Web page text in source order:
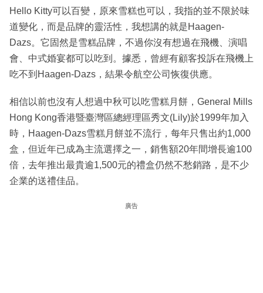
Hello Kitty可以百變，原來雪糕也可以，我指的並不限於味
道變化，而是品牌的靈活性，我想講的就是Haagen-
Dazs。它固然是雪糕品牌，不過你沒有想過在飛機、演唱
會、中式婚宴都可以吃到。據悉，曾經有顧客投訴在飛機上
吃不到Haagen-Dazs，結果令航空公司恢復供應。
相信以前也沒有人想過中秋可以吃雪糕月餅，General Mills
Hong Kong香港暨臺灣區總經理區秀文(Lily)於1999年加入
時，Haagen-Dazs雪糕月餅並不流行，每年只售出約1,000
盒，但近年已成為主流選擇之一，銷售額20年間增長逾100
倍，去年推出最貴逾1,500元的禮盒仍然不愁銷路，是不少
企業的送禮佳品。
廣告